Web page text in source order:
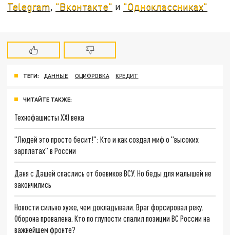
Telegram, "Вконтакте" и "Одноклассниках"
ТЕГИ: ДАННЫЕ ОЦИФРОВКА КРЕДИТ
ЧИТАЙТЕ ТАКЖЕ:
Технофашисты XXI века
"Людей это просто бесит!": Кто и как создал миф о "высоких
зарплатах" в России
Даня с Дашей спаслись от боевиков ВСУ. Но беды для малышей не
закончились
Новости сильно хуже, чем докладывали. Враг форсировал реку.
Оборона провалена. Кто по глупости спалил позиции ВС России на
важнейшем фронте?